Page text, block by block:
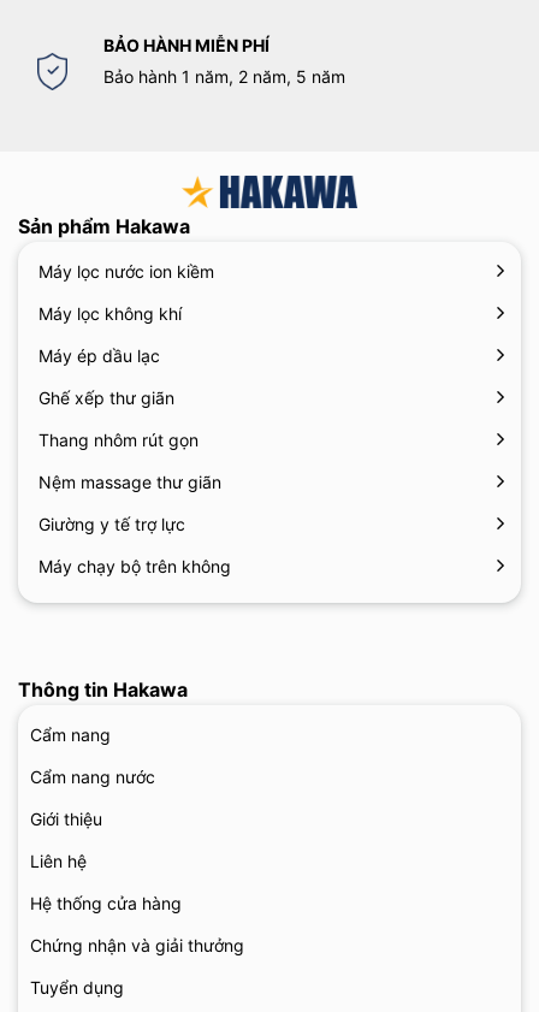
BẢO HÀNH MIỄN PHÍ
Bảo hành 1 năm, 2 năm, 5 năm
Sản phẩm Hakawa
Máy lọc nước ion kiềm
Máy lọc không khí
Máy ép dầu lạc
Ghế xếp thư giãn
Thang nhôm rút gọn
Nệm massage thư giãn
Giường y tế trợ lực
Máy chạy bộ trên không
Thông tin Hakawa
Cẩm nang
Cẩm nang nước
Giới thiệu
Liên hệ
Hệ thống cửa hàng
Chứng nhận và giải thưởng
Tuyển dụng